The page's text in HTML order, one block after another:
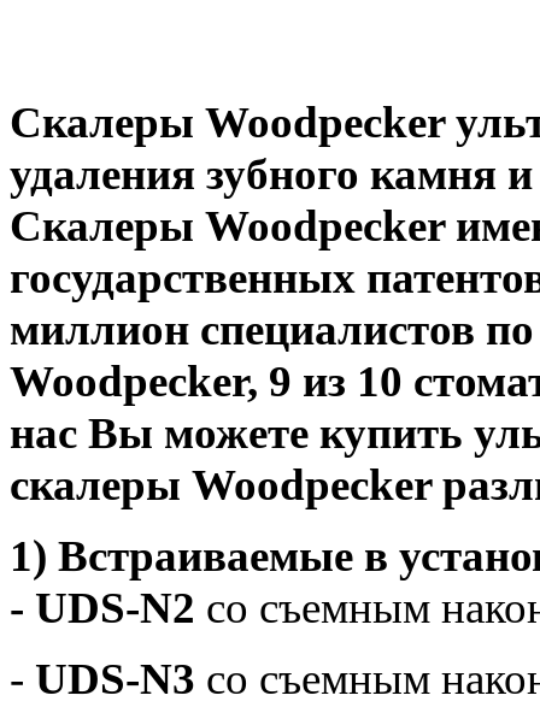
Скалеры Woodpecker у
удаления зубного камня
Скалеры Woodpecker
государственных
миллион специалистов
Woodpecker, 9 из 10
нас Вы можете купить
скалеры Woodpecker
1) Встраиваемые в
- UDS-N2 со съемным
- UDS-N3 со съемным